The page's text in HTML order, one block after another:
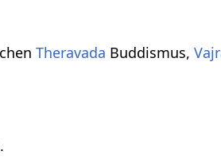
Theravada Buddismus,